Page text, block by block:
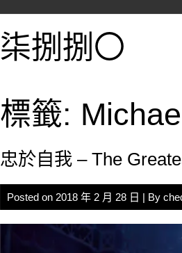
柒捌捌〇
標籤:
忠於自我 – The
Posted on 2018 年 2 月 28 日 | By